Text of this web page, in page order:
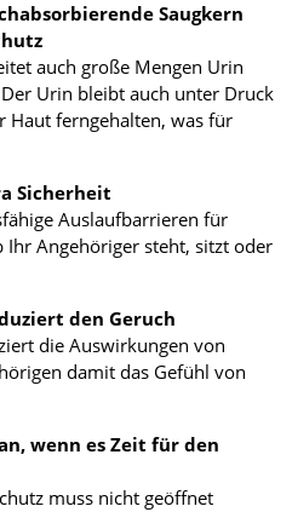
Saugkern
auch große Mengen Urin
Urin bleibt auch unter Druck
Haut ferngehalten, was für
Sicherheit
Auslaufbarrieren für
Ihr Angehöriger steht, sitzt oder
den Geruch
die Auswirkungen von
damit das Gefühl von
wenn es Zeit für den
muss nicht geöffnet